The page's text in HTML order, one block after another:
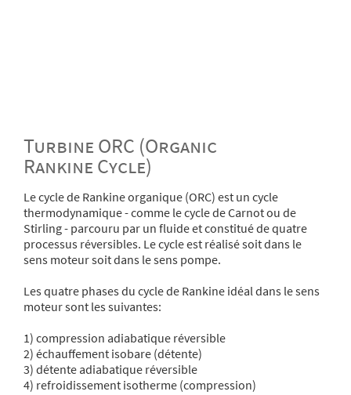
Turbine ORC (Organic
Rankine Cycle)
Le cycle de Rankine organique (ORC) est un cycle
thermodynamique - comme le cycle de Carnot ou de
Stirling - parcouru par un fluide et constitué de quatre
processus réversibles. Le cycle est réalisé soit dans le
sens moteur soit dans le sens pompe.
Les quatre phases du cycle de Rankine idéal dans le sens
moteur sont les suivantes:
1) compression adiabatique réversible
2) échauffement isobare (détente)
3) détente adiabatique réversible
4) refroidissement isotherme (compression)